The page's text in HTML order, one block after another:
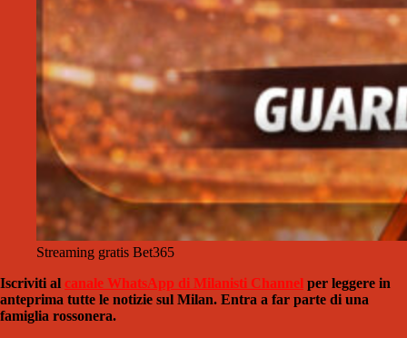
Streaming gratis Bet365
Iscriviti al canale WhatsApp di Milanisti Channel per leggere in
anteprima tutte le notizie sul Milan. Entra a far parte di una
famiglia rossonera.